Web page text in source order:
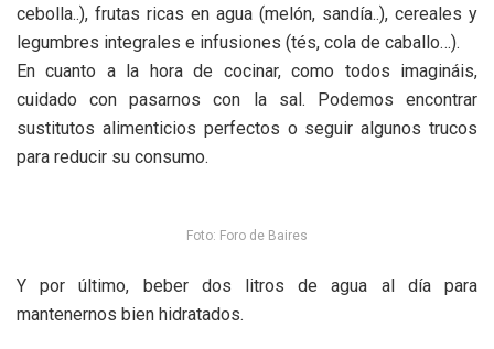
cebolla..), frutas ricas en agua (melón, sandía..), cereales y
legumbres integrales e infusiones (tés, cola de caballo…).
En cuanto a la hora de cocinar, como todos imagináis,
cuidado con pasarnos con la sal. Podemos encontrar
sustitutos alimenticios perfectos o seguir algunos trucos
para reducir su consumo.
Foto: Foro de Baires
Y por último, beber dos litros de agua al día para
mantenernos bien hidratados.